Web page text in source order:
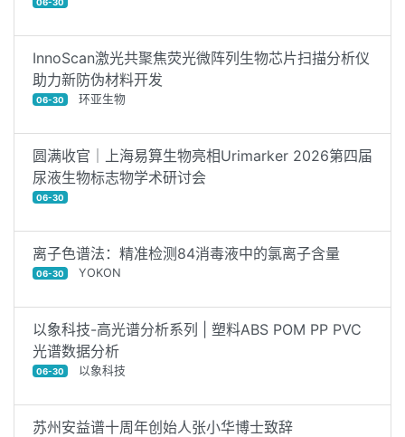
06-30
InnoScan激光共聚焦荧光微阵列生物芯片扫描分析仪
助力新防伪材料开发
06-30 环亚生物
圆满收官｜上海易算生物亮相Urimarker 2026第四届
尿液生物标志物学术研讨会
06-30
离子色谱法：精准检测84消毒液中的氯离子含量
06-30 YOKON
以象科技-高光谱分析系列 | 塑料ABS POM PP PVC
光谱数据分析
06-30 以象科技
苏州安益谱十周年创始人张小华博士致辞